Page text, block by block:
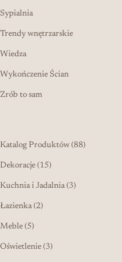
Sypialnia
Trendy wnętrzarskie
Wiedza
Wykończenie Ścian
Zrób to sam
Katalog Produktów 8888
Dekoracje 1515 produktów
Kuchnia i Jadalnia 33 produkty
Łazienka 22 produkty
Meble 55 produktów
Oświetlenie 33 produkty